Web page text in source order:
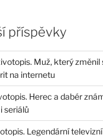
příspěvky
Muž, který změnil
na internetu
Herec a dabér
seriálů
Legendární